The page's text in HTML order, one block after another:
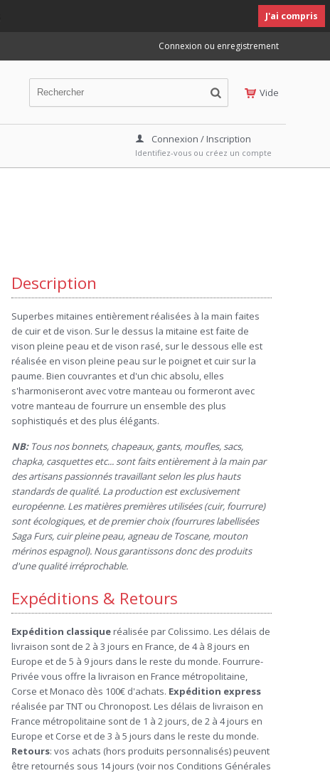
J'ai compris
Connexion ou enregistrement
Vide
Connexion / Inscription
Identifiez-vous ou créez un compte
Description
Superbes mitaines entièrement réalisées à la main faites
de cuir et de vison. Sur le dessus la mitaine est faite de
vison pleine peau et de vison rasé, sur le dessous elle est
réalisée en vison pleine peau sur le poignet et cuir sur la
paume. Bien couvrantes et d'un chic absolu, elles
s'harmoniseront avec votre manteau ou formeront avec
votre manteau de fourrure un ensemble des plus
sophistiqués et des plus élégants.
NB: Tous nos bonnets, chapeaux, gants, moufles, sacs,
chapka, casquettes etc... sont faits entièrement à la main par
des artisans passionnés travaillant selon les plus hauts
standards de qualité. La production est exclusivement
européenne. Les matières premières utilisées (cuir, fourrure)
sont écologiques, et de premier choix (fourrures labellisées
Saga Furs, cuir pleine peau, agneau de Toscane, mouton
mérinos espagnol). Nous garantissons donc des produits
d'une qualité irréprochable.
Expéditions & Retours
Expédition classiqueréalisée par Colissimo. Les délais de
livraison sont de 2 à 3 jours en France, de 4 à 8 jours en
Europe et de 5 à 9 jours dans le reste du monde. Fourrure-
Privée vous offre la livraison en France métropolitaine,
Corse et Monaco dès 100€ d'achats. Expédition express
réalisée par TNT ou Chronopost. Les délais de livraison en
France métropolitaine sont de 1 à 2 jours, de 2 à 4 jours en
Europe et Corse et de 3 à 5 jours dans le reste du monde.
Retours: vos achats (hors produits personnalisés) peuvent
être retournés sous 14 jours (voir nos Conditions Générales